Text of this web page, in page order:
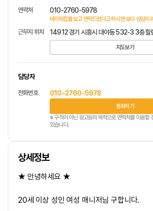
연락처 010-2760-5978
테라피잡를 보고 연락드렸다고 하시면 보다 상담이
근무지 위치 14912 경기 시흥시 대야동 532-3 3층 힐
지도보기
담당자
전화번호 010-2760-5978
통화하기
※ 구직이 아닌 광고등의 목적으로 연락처를 이용할
있습니다.
상세정보
★ 안녕하세요 ★
20세 이상 성인 여성 매니저님 구합니다.